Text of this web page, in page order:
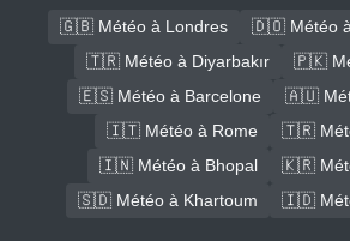
🇬🇧 Météo à Londres
🇩🇴 Météo à
🇹🇷 Météo à Diyarbakır
🇵🇰
🇪🇸 Météo à Barcelone
🇦🇺
🇮🇹 Météo à Rome
🇹🇷
🇮🇳 Météo à Bhopal
🇰🇷
🇸🇩 Météo à Khartoum
🇮🇩